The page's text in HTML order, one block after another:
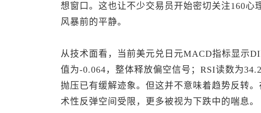
想窗口。这也让不少交易员开始密切关注160心
风暴前的平静。
从技术面看，当前美元兑日元MACD指标显示
值为-0.064，整体释放偏空信号；RSI读数为
抛压已有缓解迹象。但这并不意味着趋势反转
术性反弹空间受限，更多被视为下跌中的喘息。